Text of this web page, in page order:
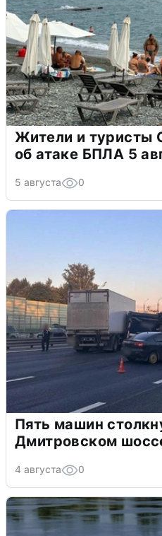
Жители и туристы
об атаке БПЛА 5
5 августа 0
Пять машин
Дмитровском
4 августа 0